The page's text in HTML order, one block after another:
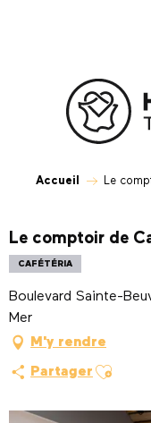
Accueil Le
Le comptoir de
CAFÉTÉRIA
Boulevard Sainte-
Mer
M'y rendre
Partager Ajouter